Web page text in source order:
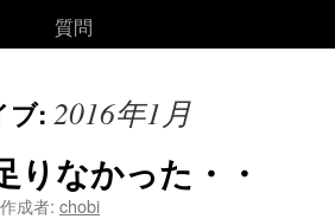
質問
ブ: 2016年1月
りなかった・・
作成者: chobi